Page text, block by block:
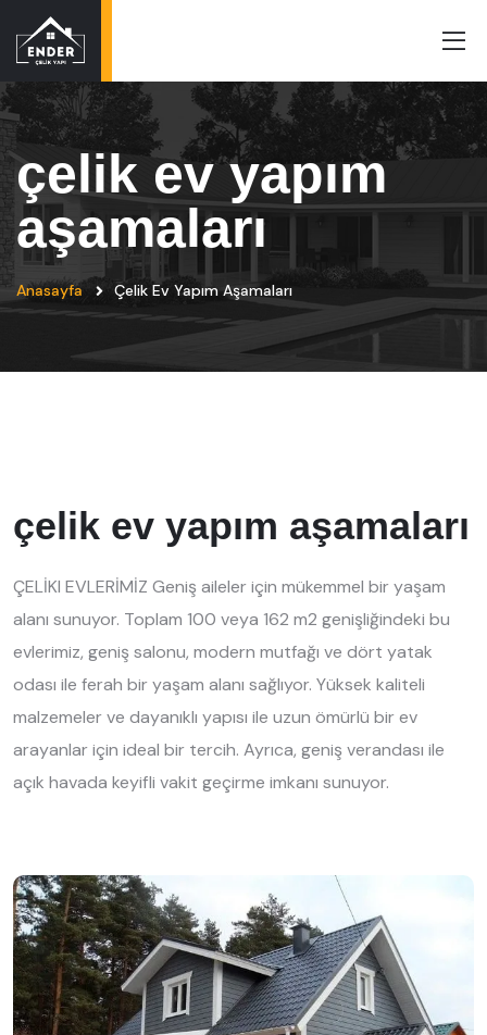
çelik ev yapım
aşamaları
Anasayfa Çelik Ev Yapım Aşamaları
çelik ev yapım aşamaları
ÇELİKI EVLERİMİZ Geniş aileler için mükemmel bir yaşam
alanı sunuyor. Toplam 100 veya 162 m2 genişliğindeki bu
evlerimiz, geniş salonu, modern mutfağı ve dört yatak
odası ile ferah bir yaşam alanı sağlıyor. Yüksek kaliteli
malzemeler ve dayanıklı yapısı ile uzun ömürlü bir ev
arayanlar için ideal bir tercih. Ayrıca, geniş verandası ile
açık havada keyifli vakit geçirme imkanı sunuyor.